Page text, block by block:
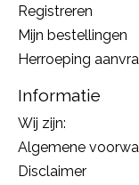
Registreren
Mijn bestellingen
Herroeping
Informatie
Wij zijn:
Algemene
Disclaimer